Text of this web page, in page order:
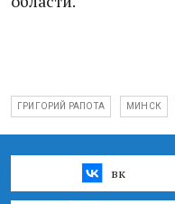
ГРИГОРИЙ РАПОТА МИНСК
вк